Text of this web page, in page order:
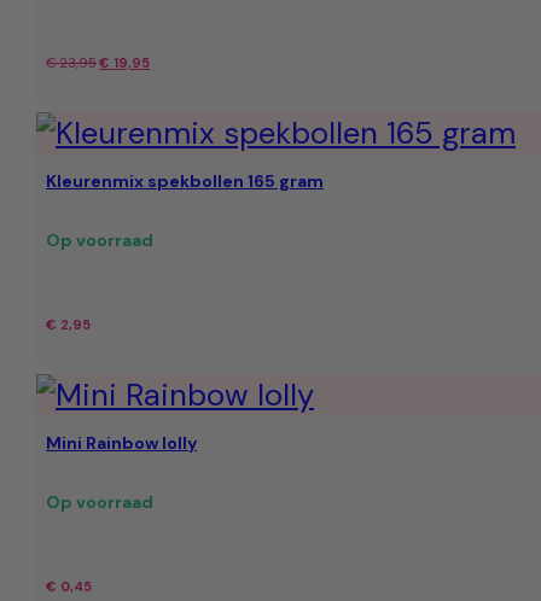
€23,95Oorspronkelijke
was:
€ 23,95.
€ 19,95Huidige
is:
€ 19,95.
Kleurenmix spekbollen 165 gram
Op voorraad
€ 2,95
Mini Rainbow lolly
Op voorraad
€ 0,45